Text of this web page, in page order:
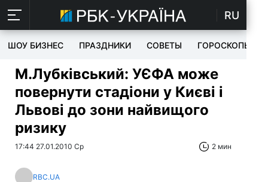
RU
ШОУ БИЗНЕС ПРАЗДНИКИ СОВЕТЫ ГОРОСКОПЫ
М.Лубківський: УЄФА може
повернути стадіони у Києві і
Львові до зони найвищого
ризику
17:44 27.01.2010 Ср 2 мин
RBC.UA